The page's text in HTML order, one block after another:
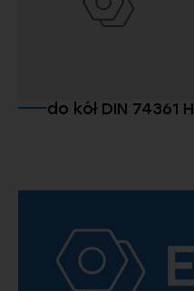
do kół DIN 74361 H